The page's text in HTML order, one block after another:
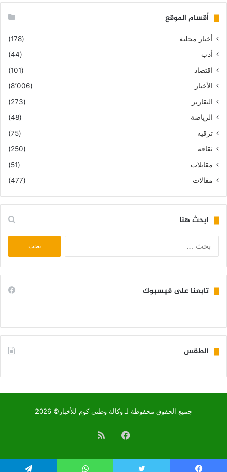
أقسام الموقع
أخبار محلية
(178)
أدب
(44)
اقتصاد
(101)
الأخبار
(8٬006)
التقارير
(273)
الرياضة
(48)
ترقيه
(75)
ثقافة
(250)
مقابلات
(51)
مقالات
(477)
ابحث هنا
تابعنا على فيسبوك
الطقس
جميع الحقوق محفوظة لـ وكالة وطني كوم للأخبار© 2026
فيسبوكملخص
الموقع